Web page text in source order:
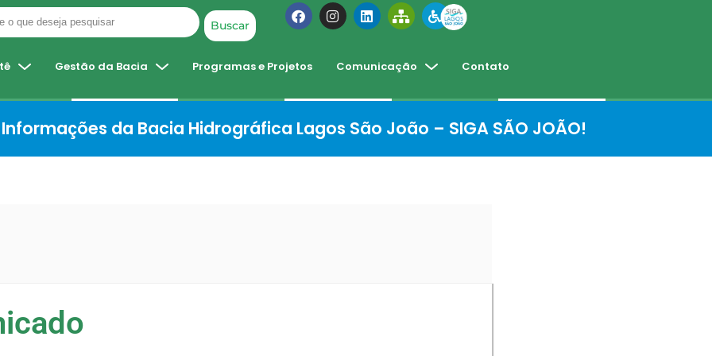
Buscar
Gestão da Bacia Programas e Projetos Comunicação Contato
da Bacia Hidrográfica Lagos São João – SIGA SÃO JOÃO!